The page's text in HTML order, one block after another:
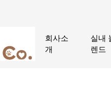
회사소
개
실내
렌드